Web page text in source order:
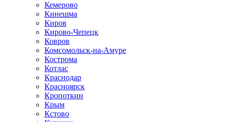
Кемерово
Кинешма
Киров
Кирово-Чепецк
Ковров
Комсомольск-на-Амуре
Кострома
Котлас
Краснодар
Красноярск
Кропоткин
Крым
Кстово